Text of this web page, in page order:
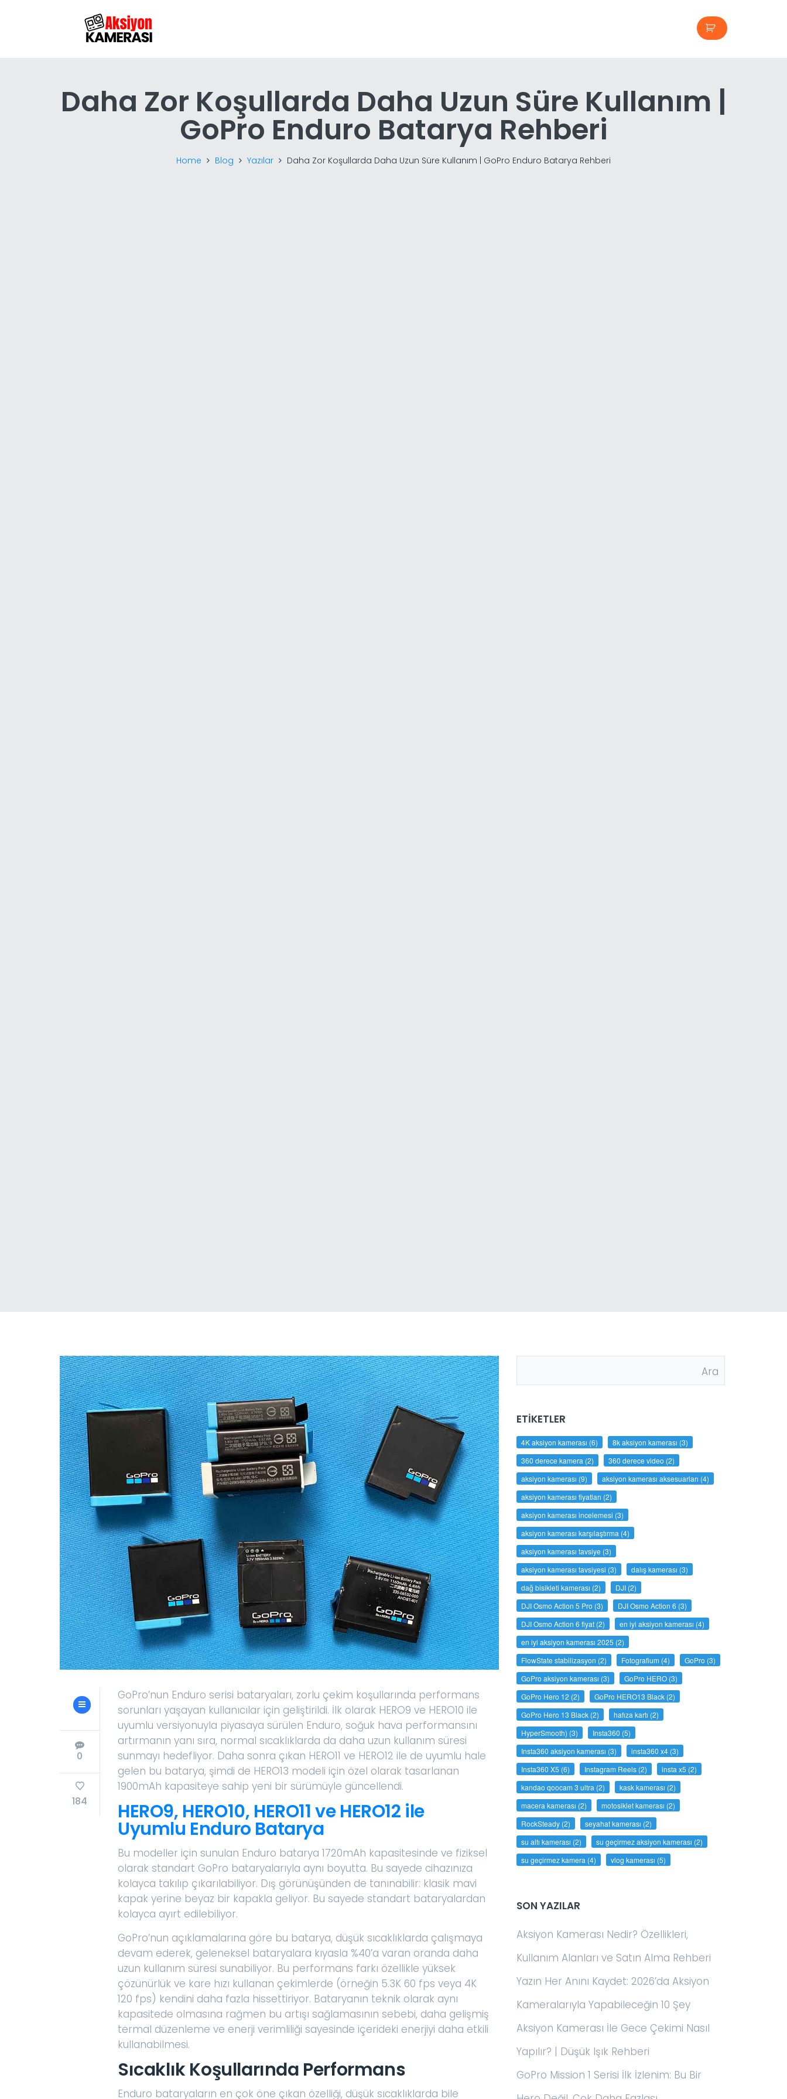
Daha Zor Koşullarda Daha Uzun Süre Kullanım |
GoPro Enduro Batarya Rehberi
Home Blog Yazılar Daha Zor Koşullarda Daha Uzun Süre Kullanım | GoPro Enduro Batarya Rehberi
0
184
GoPro’nun Enduro serisi bataryaları, zorlu çekim koşullarında performans
sorunları yaşayan kullanıcılar için geliştirildi. İlk olarak HERO9 ve HERO10 ile
uyumlu versiyonuyla piyasaya sürülen Enduro, soğuk hava performansını
artırmanın yanı sıra, normal sıcaklıklarda da daha uzun kullanım süresi
sunmayı hedefliyor. Daha sonra çıkan HERO11 ve HERO12 ile de uyumlu hale
gelen bu batarya, şimdi de HERO13 modeli için özel olarak tasarlanan
1900mAh kapasiteye sahip yeni bir sürümüyle güncellendi.
HERO9, HERO10, HERO11 ve HERO12 ile
Uyumlu Enduro Batarya
Bu modeller için sunulan Enduro batarya 1720mAh kapasitesinde ve fiziksel
olarak standart GoPro bataryalarıyla aynı boyutta. Bu sayede cihazınıza
kolayca takılıp çıkarılabiliyor. Dış görünüşünden de tanınabilir: klasik mavi
kapak yerine beyaz bir kapakla geliyor. Bu sayede standart bataryalardan
kolayca ayırt edilebiliyor.
GoPro’nun açıklamalarına göre bu batarya, düşük sıcaklıklarda çalışmaya
devam ederek, geleneksel bataryalara kıyasla %40’a varan oranda daha
uzun kullanım süresi sunabiliyor. Bu performans farkı özellikle yüksek
çözünürlük ve kare hızı kullanan çekimlerde (örneğin 5.3K 60 fps veya 4K
120 fps) kendini daha fazla hissettiriyor. Bataryanın teknik olarak aynı
kapasitede olmasına rağmen bu artışı sağlamasının sebebi, daha gelişmiş
termal düzenleme ve enerji verimliliği sayesinde içerideki enerjiyi daha etkili
kullanabilmesi.
Sıcaklık Koşullarında Performans
Enduro bataryaların en çok öne çıkan özelliği, düşük sıcaklıklarda bile
ETIKETLER
4K aksiyon kamerası (6) 8k aksiyon kamerası (3)
360 derece kamera (2) 360 derece video (2)
aksiyon kamerası (9) aksiyon kamerası aksesuarları (4)
aksiyon kamerası fiyatları (2)
aksiyon kamerası incelemesi (3)
aksiyon kamerası karşılaştırma (4)
aksiyon kamerası tavsiye (3)
aksiyon kamerası tavsiyesi (3) dalış kamerası (3)
dağ bisikleti kamerası (2) DJI (2)
DJI Osmo Action 5 Pro (3) DJI Osmo Action 6 (3)
DJI Osmo Action 6 fiyat (2) en iyi aksiyon kamerası (4)
en iyi aksiyon kamerası 2025 (2)
FlowState stabilizasyon (2) Fotografium (4) GoPro (3)
GoPro aksiyon kamerası (3) GoPro HERO (3)
GoPro Hero 12 (2) GoPro HERO13 Black (2)
GoPro Hero 13 Black (2) hafıza kartı (2)
HyperSmooth) (3) Insta360 (5)
Insta360 aksiyon kamerası (3) insta360 x4 (3)
Insta360 X5 (6) Instagram Reels (2) insta x5 (2)
kandao qoocam 3 ultra (2) kask kamerası (2)
macera kamerası (2) motosiklet kamerası (2)
RockSteady (2) seyahat kamerası (2)
su altı kamerası (2) su geçirmez aksiyon kamerası (2)
su geçirmez kamera (4) vlog kamerası (5)
SON YAZILAR
Aksiyon Kamerası Nedir? Özellikleri,
Kullanım Alanları ve Satın Alma Rehberi
Yazın Her Anını Kaydet: 2026’da Aksiyon
Kameralarıyla Yapabileceğin 10 Şey
Aksiyon Kamerası İle Gece Çekimi Nasıl
Yapılır? | Düşük Işık Rehberi
GoPro Mission 1 Serisi İlk İzlenim: Bu Bir